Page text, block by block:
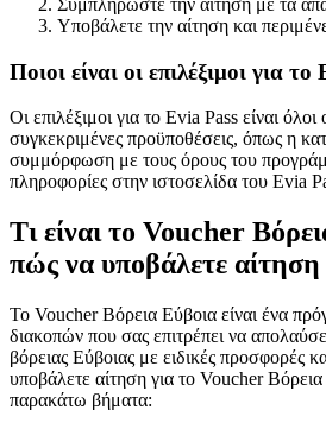
Υποβάλετε την αίτηση και
Ποιοι είναι οι επιλέξιμοι για
Οι επιλέξιμοι για το Evia Pass είναι
συγκεκριμένες προϋποθέσεις, όπως η
συμμόρφωση με τους όρους του
πληροφορίες στην ιστοσελίδα του Evia
Τι είναι το Voucher
πώς να υποβάλετε αίτηση
Το Voucher Βόρεια Εύβοια είναι ένα
διακοπών που σας επιτρέπει να
βόρειας Εύβοιας με ειδικές προσφορές
υποβάλετε αίτηση για το Voucher
παρακάτω βήματα: